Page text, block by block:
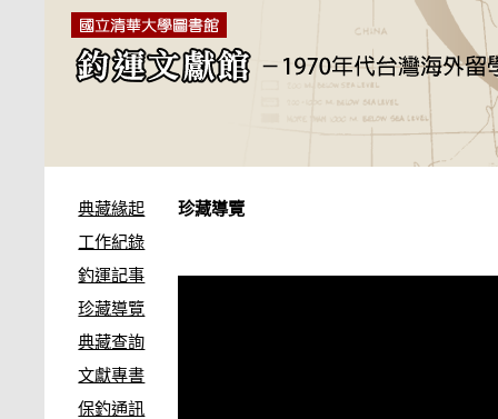
典藏緣起
工作紀錄
釣運記事
珍藏導覽
典藏查詢
文獻專書
保釣通訊
珍藏導覽